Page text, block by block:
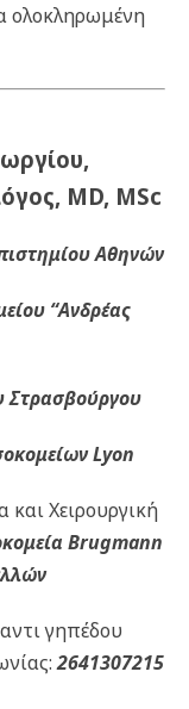
ολοκληρωμένη
MD, MSc
Αθηνών
“Ανδρέας
Στρασβούργου
Lyon
Χειρουργική
Brugmann
γηπέδου
2641307215